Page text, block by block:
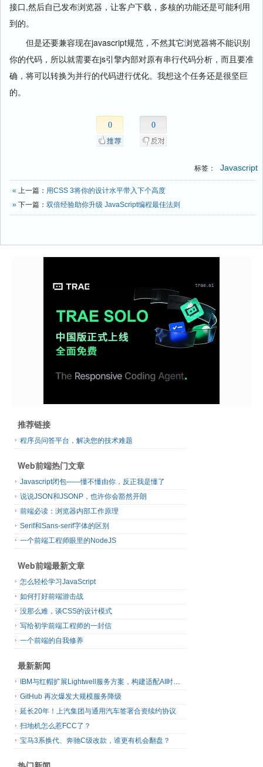
接口,然后自已发布浏览器，让客户下载，多核的功能还是可能利用
到的。
但是还要兼容现在javascript规范，不然其它浏览器将不能识别
你的代码，所以就需要在js引擎内部对原有串行代码分析，而且要准
确，将可以转换为并行的代码进行优化。我想这个任务还是很坚巨
的。
0 0
标签： Javascript
« 上一篇： 用CSS 3将你的设计水平带入下个高度
» 下一篇： 双倍经验助你升级 JavaScript编程最佳法则
推荐链接
程序员问答平台，解决您的技术难题
Web前端热门文章
Javascript闭包——懂不懂由你，反正我是懂了
说说JSON和JSONP，也许你会豁然开朗
前端必读：浏览器内部工作原理
Serif和Sans-serif字体的区别
一个前端工程师眼里的NodeJS
Web前端最新文章
怎么轻松学习JavaScript
如何打好前端游击战
没那么难，谈CSS的设计模式
写给初学前端工程师的一封信
一个前端的自我修养
最新新闻
IBM与红帽扩展Lightwell服务方案，构建适配AI时代开源生态的可信基础设施
GitHub 再次爆发大规模服务降级
延长20年！上汽集团与通用汽车签署合资续约协议
扫地机怎么惹FCC了？
宝马3系换代、奔驰C级改款，谁更有机会翻盘？